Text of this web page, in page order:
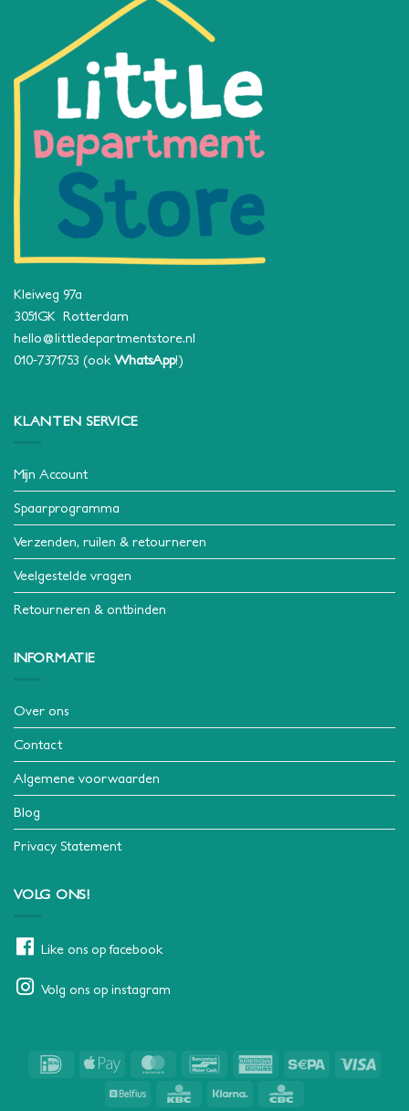
Kleiweg 97a
3051GK Rotterdam
hello@littledepartmentstore.nl
010-7371753 (ook WhatsApp!)
KLANTEN SERVICE
Mijn Account
Spaarprogramma
Verzenden, ruilen & retourneren
Veelgestelde vragen
Retourneren & ontbinden
INFORMATIE
Over ons
Contact
Algemene voorwaarden
Blog
Privacy Statement
VOLG ONS!
Like ons op facebook
Volg ons op instagram
IDeal
Apple
MasterCardBancontact American
Express
Sepa
Belfius KBC Klarna